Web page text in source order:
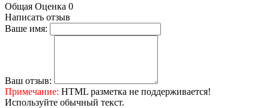
Общая Оценка 0
Написать отзыв
Ваше имя:
Ваш отзыв:
Примечание: HTML разметка не поддерживается!
Используйте обычный текст.